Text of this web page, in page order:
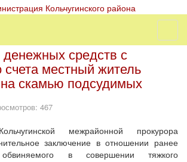
средств с
счета местный житель
скамью подсудимых
467
межрайонной прокурора
заключение в отношении ранее
в совершении тяжкого